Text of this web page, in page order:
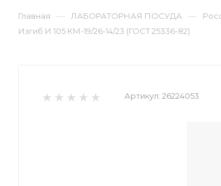
Главная — ЛАБОРАТОРНАЯ ПОСУДА —
Изгиб И 105 КМ-19/26-14/23 (ГОСТ 25336-82)
Артикул: 26224053